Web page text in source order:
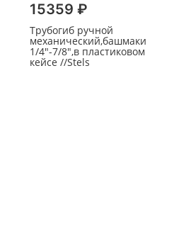
15359 ₽
Трубогиб ручной
механический,башмаки
1/4"-7/8",в пластиковом
кейсе //Stels